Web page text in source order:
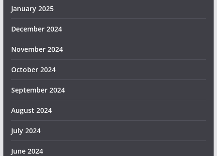
January 2025
December 2024
November 2024
October 2024
September 2024
August 2024
July 2024
June 2024